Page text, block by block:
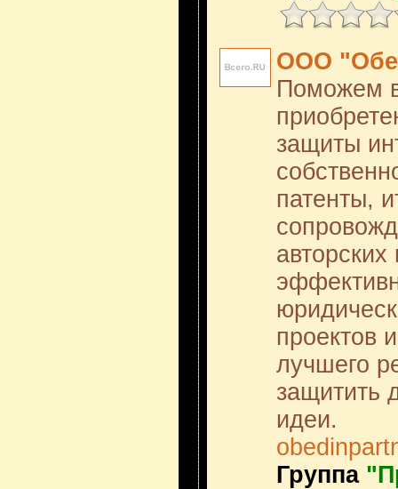
ООО
Поможем
защиты
патенты,
проектов
лучшего
защитить
идеи.
Группа